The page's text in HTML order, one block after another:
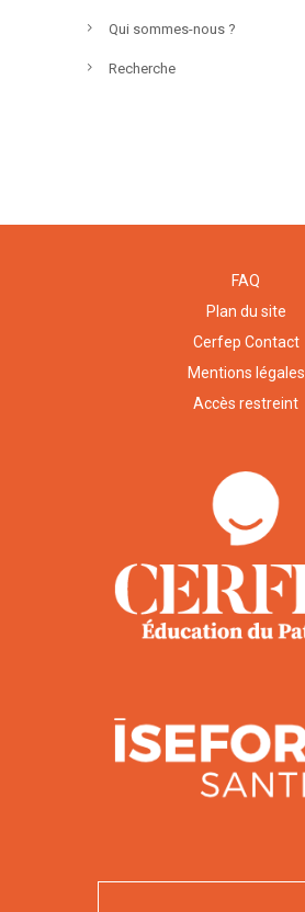
Qui sommes-nous ?
Recherche
FAQ
Plan du site
Cerfep Contact
Mentions légales
Accès restreint